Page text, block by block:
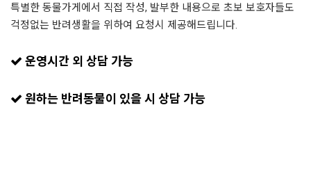
특별한 동물가게에서 직접 작성, 발부한 내용으로 초보 보호자들도
걱정없는 반려생활을 위하여 요청시 제공해드립니다.
운영시간 외 상담 가능
원하는 반려동물이 있을 시 상담 가능